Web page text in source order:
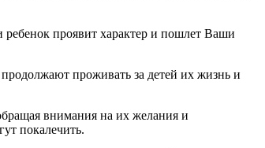
проявит характер и пошлет Ваши
проживать за детей их жизнь и
внимания на их желания и
покалечить.